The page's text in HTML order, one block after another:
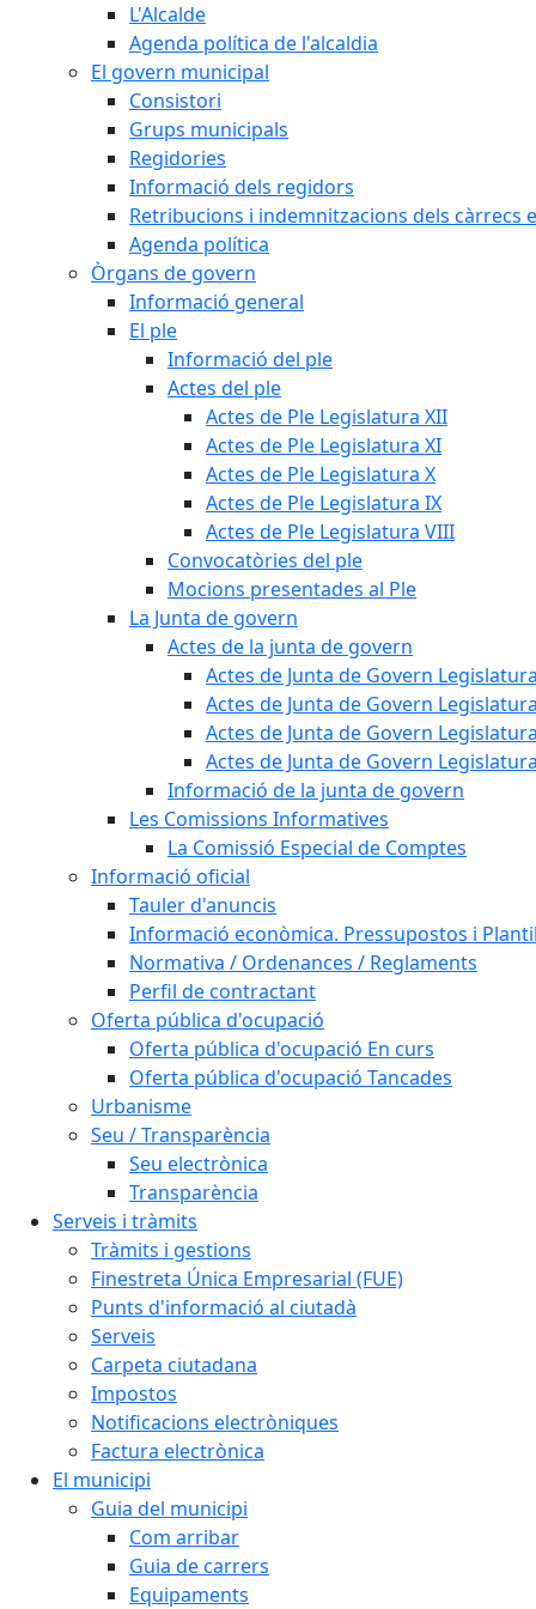
L'Alcalde
Agenda política de l'alcaldia
El govern municipal
Consistori
Grups municipals
Regidories
Informació dels regidors
Retribucions i indemnitzacions dels càrrecs
Agenda política
Òrgans de govern
Informació general
El ple
Informació del ple
Actes del ple
Actes de Ple Legislatura XII
Actes de Ple Legislatura XI
Actes de Ple Legislatura X
Actes de Ple Legislatura IX
Actes de Ple Legislatura VIII
Convocatòries del ple
Mocions presentades al Ple
La Junta de govern
Actes de la junta de govern
Actes de Junta de Govern
Actes de Junta de Govern
Actes de Junta de Govern
Actes de Junta de Govern
Informació de la junta de govern
Les Comissions Informatives
La Comissió Especial de Comptes
Informació oficial
Tauler d'anuncis
Informació econòmica. Pressupostos i
Normativa / Ordenances / Reglaments
Perfil de contractant
Oferta pública d'ocupació
Oferta pública d'ocupació En curs
Oferta pública d'ocupació Tancades
Urbanisme
Seu / Transparència
Seu electrònica
Transparència
Serveis i tràmits
Tràmits i gestions
Finestreta Única Empresarial (FUE)
Punts d'informació al ciutadà
Serveis
Carpeta ciutadana
Impostos
Notificacions electròniques
Factura electrònica
El municipi
Guia del municipi
Com arribar
Guia de carrers
Equipaments